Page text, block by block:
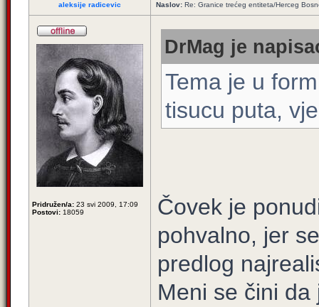
aleksije radicevic Naslov: Re: Granice trećeg entiteta/Herceg
Pridružen/a: 23 svi 2009, 17:09
Postovi: 18059
DrMag je
Tema je u
tisucu puta,
Čovek je
pohvalno, jer
predlog
Meni se čini